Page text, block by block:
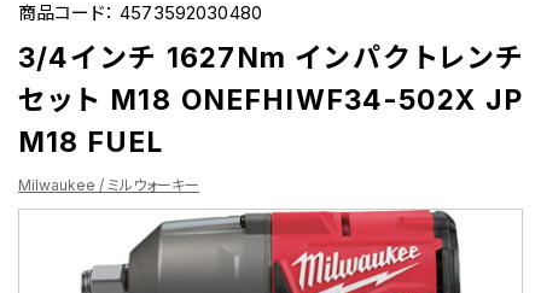
商品コード：4573592030480
3/4インチ 1627Nm インパクトレンチ
セット M18 ONEFHIWF34-502X JP
M18 FUEL
Milwaukee / ミルウォーキー